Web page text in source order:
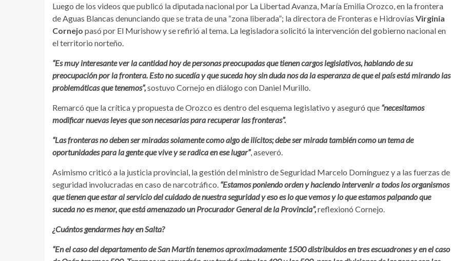
Luego de los videos que publicó la diputada nacional por La Libertad Avanza, María Emilia Orozco, en la frontera
de Aguas Blancas denunciando que se trata de una “zona liberada”; la directora de Fronteras e Hidrovías Virginia
Cornejo pasó por El Murishow y se refirió al tema. La legisladora solicitó la intervención del gobierno nacional en
el territorio norteño.
“Es muy interesante ver la cantidad hoy de personas preocupadas que tienen cargos legislativos, hablando de su
preocupación por la frontera. Esto no sucedía y que suceda hoy sin duda nos da la esperanza de que el país está mirando las
problemáticas que tenemos”,sostuvo Cornejo en diálogo con Daniel Murillo.
Remarcó que la crítica y propuesta de Orozco es dentro del esquema legislativo y aseguró que “necesitamos
modificar nuevas leyes que son necesarias para recuperar las fronteras”.
“Las fronteras no deben ser miradas solamente como algo de ilícitos; debe ser mirada también como un tema de
oportunidades para la gente que vive y se radica en ese lugar”, aseveró.
Asimismo criticó a la justicia provincial, la gestión del ministro de Seguridad Marcelo Domínguez y a las fuerzas de
seguridad involucradas en caso de narcotráfico. “Estamos poniendo orden y haciendo intervenir a todos los organismos
que tienen que estar al servicio del cuidado de nuestra seguridad y eso es lo que vemos y lo que estamos palpando que
suceda no es menor, que está amenazado un Procurador General de la Provincia”,reflexionó Cornejo.
¿Cuántos gendarmes hay en Salta?
“En el caso del departamento de San Martín tenemos aproximadamente 1500 distribuidos en tres escuadrones y en el caso